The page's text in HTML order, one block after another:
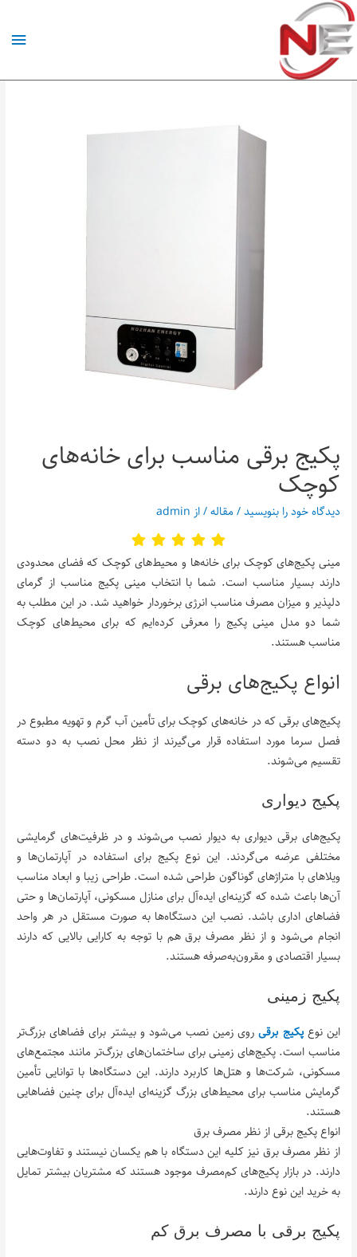
پکیج برقی مناسب برای خانه‌های
کوچک
دیدگاه‌ خود را بنویسید/مقاله/ از admin
مینی پکیج‌های کوچک برای خانه‌ها و محیط‌های کوچک که فضای محدودی
دارند بسیار مناسب است. شما با انتخاب مینی پکیج مناسب از گرمای
دلپذیر و میزان مصرف مناسب انرژی برخوردار خواهید شد. در این مطلب به
شما دو مدل مینی پکیج را معرفی کرده‌ایم که برای محیط‌های کوچک
مناسب هستند.
انواع پکیج‌های برقی
پکیج‌های برقی که در خانه‌های کوچک برای تأمین آب گرم و تهویه مطبوع در
فصل سرما مورد استفاده قرار می‌گیرند از نظر محل نصب به دو دسته
تقسیم می‌شوند.
پکیج دیواری
پکیج‌های برقی دیواری به دیوار نصب می‌شوند و در ظرفیت‌های گرمایشی
مختلفی عرضه می‌گردند. این نوع پکیج برای استفاده در آپارتمان‌ها و
ویلاهای با متراژهای گوناگون طراحی شده است. طراحی زیبا و ابعاد مناسب
آن‌ها باعث شده که گزینه‌ای ایده‌آل برای منازل مسکونی، آپارتمان‌ها و حتی
فضاهای اداری باشد. نصب این دستگاه‌ها به صورت مستقل در هر واحد
انجام می‌شود و از نظر مصرف برق هم با توجه به کارایی بالایی که دارند
بسیار اقتصادی و مقرون‌به‌صرفه هستند.
پکیج زمینی
این نوعپکیج برقیروی زمین نصب می‌شود و بیشتر برای فضاهای بزرگ‌تر
مناسب است. پکیج‌های زمینی برای ساختمان‌های بزرگ‌تر مانند مجتمع‌های
مسکونی، شرکت‌ها و هتل‌ها کاربرد دارند. این دستگاه‌ها با توانایی تأمین
گرمایش مناسب برای محیط‌های بزرگ گزینه‌ای ایده‌آل برای چنین فضاهایی
هستند.
انواع پکیج برقی از نظر مصرف برق
از نظر مصرف برق نیز کلیه این دستگاه با هم یکسان نیستند و تفاوت‌هایی
دارند. در بازار پکیج‌های کم‌مصرف موجود هستند که مشتریان بیشتر تمایل
به خرید این نوع دارند.
پکیج برقی با مصرف برق کم